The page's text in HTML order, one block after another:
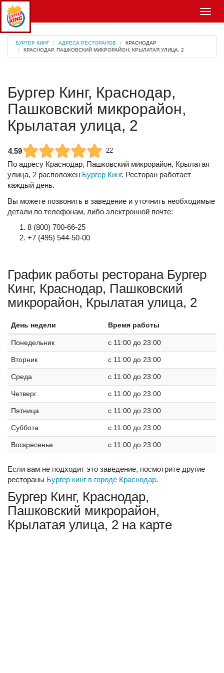
Меню
БУРГЕР КИНГ АДРЕСА РЕСТОРАНОВ
КРАСНОДАР
КРАСНОДАР, ПАШКОВСКИЙ МИКРОРАЙОН, КРЫЛАТАЯ УЛИЦА, 2
Бургер Кинг, Краснодар,
Пашковский микрорайон,
Крылатая улица, 2
4.59 22
По адресу Краснодар, Пашковский микрорайон, Крылатая
улица, 2 расположен Бургер Кинг. Ресторан работает
каждый день.
Вы можете позвонить в заведение и уточнить необходимые
детали по телефонам, либо электронной почте:
8 (800) 700-66-25
+7 (495) 544-50-00
График работы ресторана Бургер
Кинг, Краснодар, Пашковский
микрорайон, Крылатая улица, 2
День недели Время работы
Понедельник c 11:00 до 23:00
Вторник c 11:00 до 23:00
Среда c 11:00 до 23:00
Четверг c 11:00 до 23:00
Пятница c 11:00 до 23:00
Суббота c 11:00 до 23:00
Воскресенье c 11:00 до 23:00
Если вам не подходит это заведение, посмотрите другие
рестораны Бургер кинг в городе Краснодар.
Бургер Кинг, Краснодар,
Пашковский микрорайон,
Крылатая улица, 2 на карте